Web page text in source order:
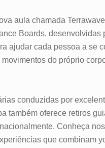
aula chamada
Boards, desenvolvidas
ajudar cada pessoa a se
do próprio
conduzidas por
também oferece retiros
Conheça
que combinam